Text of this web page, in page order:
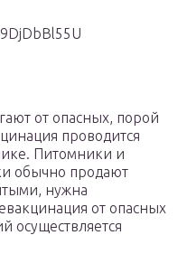
от опасных, порой
проводится
Питомники и
обычно продают
нужна
от опасных
осуществляется